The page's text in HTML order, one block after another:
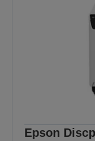
Epson